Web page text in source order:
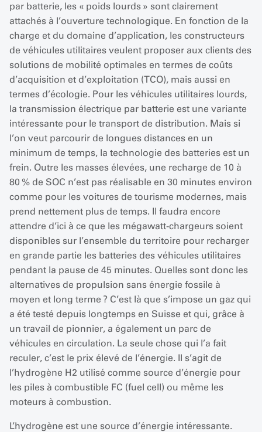
par batterie, les « poids lourds » sont clairement
attachés à l’ouverture technologique. En fonction de la
charge et du domaine d’application, les constructeurs
de véhicules utilitaires veulent proposer aux clients des
solutions de mobilité optimales en termes de coûts
d’acquisition et d’exploitation (TCO), mais aussi en
termes d’écologie. Pour les véhicules utilitaires lourds,
la transmission électrique par batterie est une variante
intéressante pour le transport de distribution. Mais si
l’on veut parcourir de longues distances en un
minimum de temps, la technologie des batteries est un
frein. Outre les masses élevées, une recharge de 10 à
80 % de SOC n’est pas réalisable en 30 minutes environ
comme pour les voitures de tourisme modernes, mais
prend nettement plus de temps. Il faudra encore
attendre d’ici à ce que les mégawatt-chargeurs soient
disponibles sur l’ensemble du territoire pour recharger
en grande partie les batteries des véhicules utilitaires
pendant la pause de 45 minutes. Quelles sont donc les
alternatives de propulsion sans énergie fossile à
moyen et long terme ? C’est là que s’impose un gaz qui
a été testé depuis longtemps en Suisse et qui, grâce à
un travail de pionnier, a également un parc de
véhicules en circulation. La seule chose qui l’a fait
reculer, c’est le prix élevé de l’énergie. Il s’agit de
l’hydrogène H2 utilisé comme source d’énergie pour
les piles à combustible FC (fuel cell) ou même les
moteurs à combustion.
L’hydrogène est une source d’énergie intéressante.